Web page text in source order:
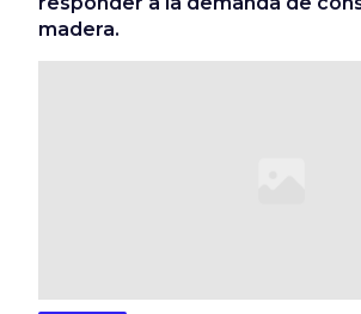
madera.